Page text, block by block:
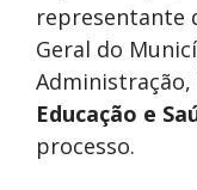
representante
Geral do
Administração,
Educação e
processo.